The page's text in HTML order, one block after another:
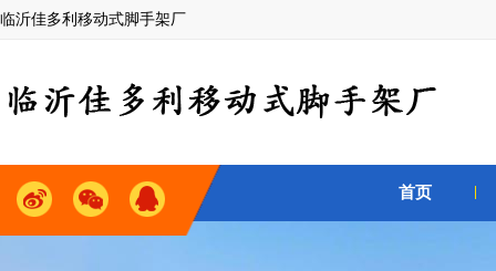
临沂佳多利移动式脚手架厂
首页